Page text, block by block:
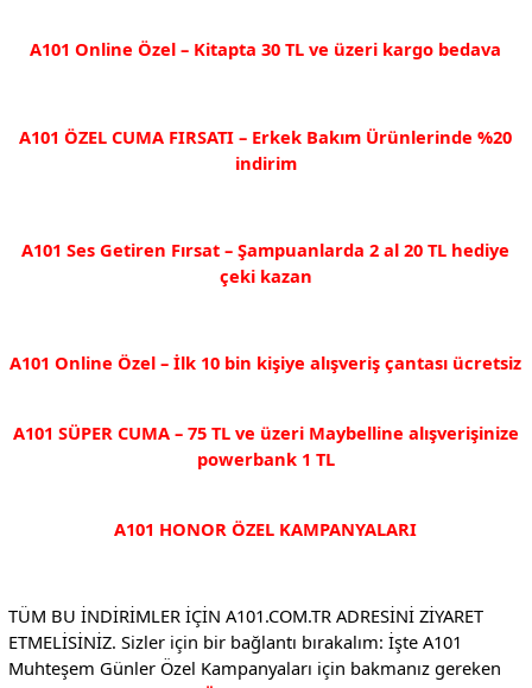
A101 Online Özel – Kitapta 30 TL ve üzeri kargo bedava
A101 ÖZEL CUMA FIRSATI – Erkek Bakım Ürünlerinde %20
indirim
A101 Ses Getiren Fırsat – Şampuanlarda 2 al 20 TL hediye
çeki kazan
A101 Online Özel – İlk 10 bin kişiye alışveriş çantası ücretsiz
A101 SÜPER CUMA – 75 TL ve üzeri Maybelline alışverişinize
powerbank 1 TL
A101 HONOR ÖZEL KAMPANYALARI
TÜM BU İNDİRİMLER İÇİN A101.COM.TR ADRESİNİ ZİYARET
ETMELİSİNİZ. Sizler için bir bağlantı bırakalım: İşte A101
Muhteşem Günler Özel Kampanyaları için bakmanız gereken